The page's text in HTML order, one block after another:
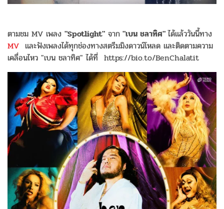
ตามชม MV เพลง "Spotlight" จาก "เบน ชลาทิศ"ได้แล้ววันนี้ทาง
MV และฟังเพลงได้ทุกช่องทางสตรีมมิงดาวน์โหลด และติดตามความ
เคลื่อนไหว "เบน ชลาทิศ" ได้ที่ https://bio.to/BenChalatit